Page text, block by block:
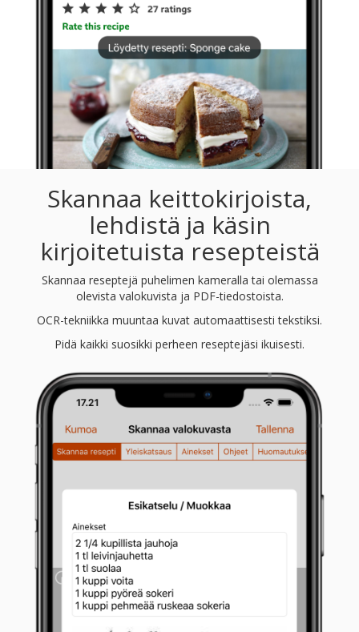
Skannaa keittokirjoista,
lehdistä ja käsin
kirjoitetuista resepteistä
Skannaa reseptejä puhelimen kameralla tai olemassa
olevista valokuvista ja PDF-tiedostoista.
OCR-tekniikka muuntaa kuvat automaattisesti tekstiksi.
Pidä kaikki suosikki perheen reseptejäsi ikuisesti.